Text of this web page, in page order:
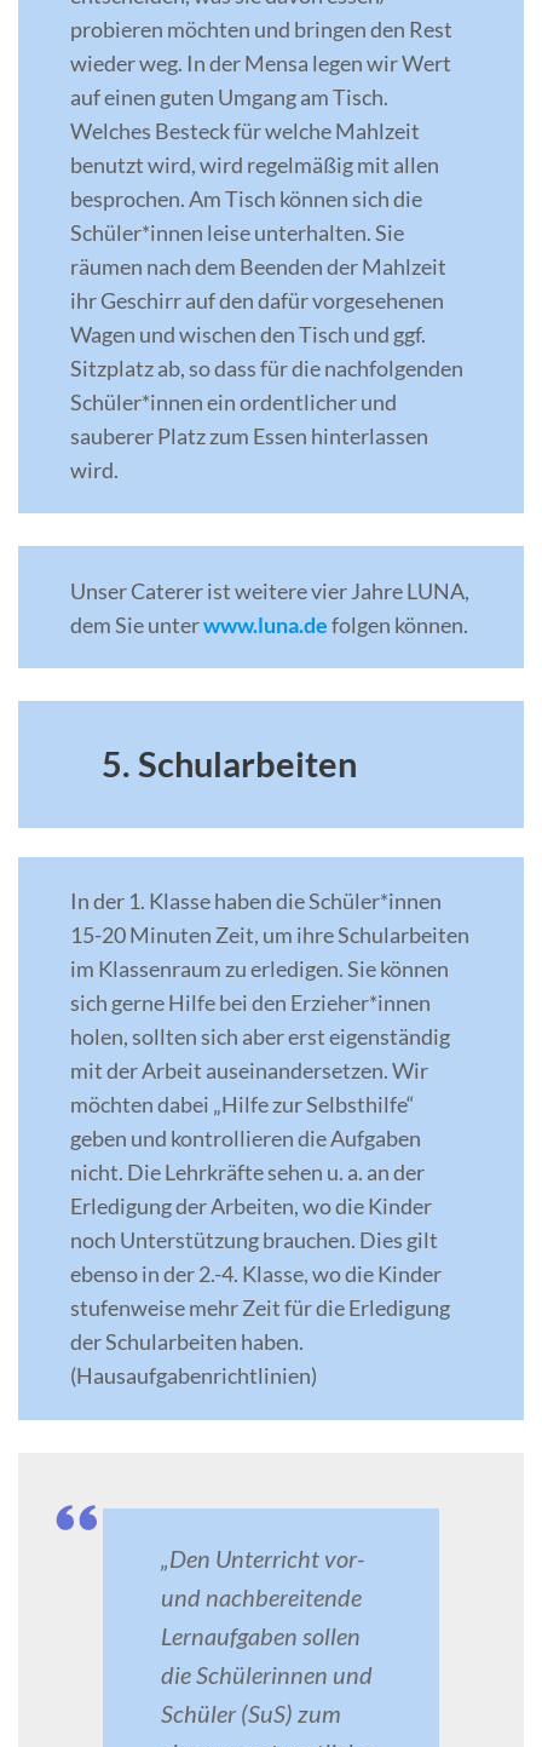
probieren möchten und bringen den Rest
wieder weg. In der Mensa legen wir Wert
auf einen guten Umgang am Tisch.
Welches Besteck für welche Mahlzeit
benutzt wird, wird regelmäßig mit allen
besprochen. Am Tisch können sich die
Schüler*innen leise unterhalten. Sie
räumen nach dem Beenden der Mahlzeit
ihr Geschirr auf den dafür vorgesehenen
Wagen und wischen den Tisch und ggf.
Sitzplatz ab, so dass für die nachfolgenden
Schüler*innen ein ordentlicher und
sauberer Platz zum Essen hinterlassen
wird.
Unser Caterer ist weitere vier Jahre LUNA,
dem Sie unterwww.luna.defolgen können.
5. Schularbeiten
In der 1. Klasse haben die Schüler*innen
15-20 Minuten Zeit, um ihre Schularbeiten
im Klassenraum zu erledigen. Sie können
sich gerne Hilfe bei den Erzieher*innen
holen, sollten sich aber erst eigenständig
mit der Arbeit auseinandersetzen. Wir
möchten dabei „Hilfe zur Selbsthilfe“
geben und kontrollieren die Aufgaben
nicht. Die Lehrkräfte sehen u. a. an der
Erledigung der Arbeiten, wo die Kinder
noch Unterstützung brauchen. Dies gilt
ebenso in der 2.-4. Klasse, wo die Kinder
stufenweise mehr Zeit für die Erledigung
der Schularbeiten haben.
(Hausaufgabenrichtlinien)
„Den Unterricht vor-
und nachbereitende
Lernaufgaben sollen
die Schülerinnen und
Schüler (SuS) zum